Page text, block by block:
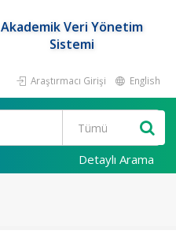
Akademik Veri Yönetim
Sistemi
Araştırmacı Girişi English
Detaylı Arama